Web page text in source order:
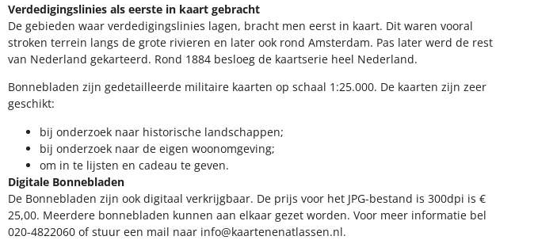
Verdedigingslinies als eerste in kaart gebracht
De gebieden waar verdedigingslinies lagen, bracht men eerst in kaart. Dit waren vooral
stroken terrein langs de grote rivieren en later ook rond Amsterdam. Pas later werd de rest
van Nederland gekarteerd. Rond 1884 besloeg de kaartserie heel Nederland.
Bonnebladen zijn gedetailleerde militaire kaarten op schaal 1:25.000. De kaarten zijn zeer
geschikt:​
​bij onderzoek naar historische landschappen;
bij onderzoek naar de eigen woonomgeving;
om in te lijsten en cadeau te geven.
Digitale Bonnebladen
De Bonnebladen zijn ook digitaal verkrijgbaar. De prijs voor het JPG-bestand is 300dpi is €
25,00. Meerdere bonnebladen kunnen aan elkaar gezet worden. Voor meer informatie bel
020-4822060 of stuur een mail naar info@kaartenenatlassen.nl.